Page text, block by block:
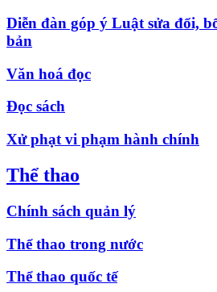
Diễn đàn góp ý Luật sửa đổi,
bản
Văn hoá đọc
Đọc sách
Xử phạt vi phạm hành chính
Thể thao
Chính sách quản lý
Thể thao trong nước
Thể thao quốc tế